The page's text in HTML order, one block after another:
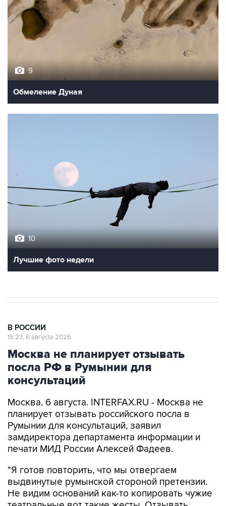
Обмеление Дуная
Лучшие фото недели
Москва не планирует отзывать
посла РФ в Румынии для
консультаций
Москва. 6 августа. INTERFAX.RU - Москва не
Румынии для консультаций, заявил
замдиректора департамента информации и
печати МИД России Алексей Фадеев.
"Я готов повторить, что мы отвергаем
Не видим оснований как-то копировать чужие
театральные вот такие жесты. Отзывать
нашего посла из Бухареста для консультации